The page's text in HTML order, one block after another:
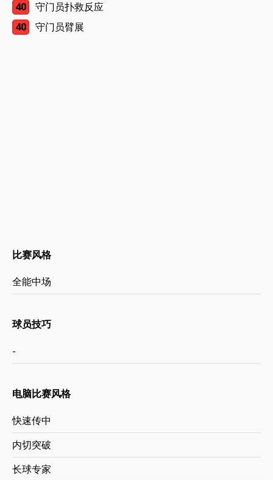
40
守门员扑救反应
40
守门员臂展
比赛风格
全能中场
球员技巧
-
电脑比赛风格
快速传中
内切突破
长球专家